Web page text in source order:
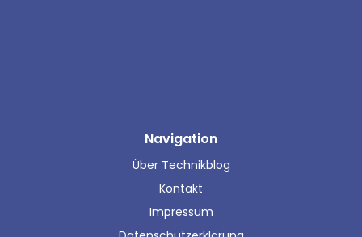
Navigation
Über Technikblog
Kontakt
Impressum